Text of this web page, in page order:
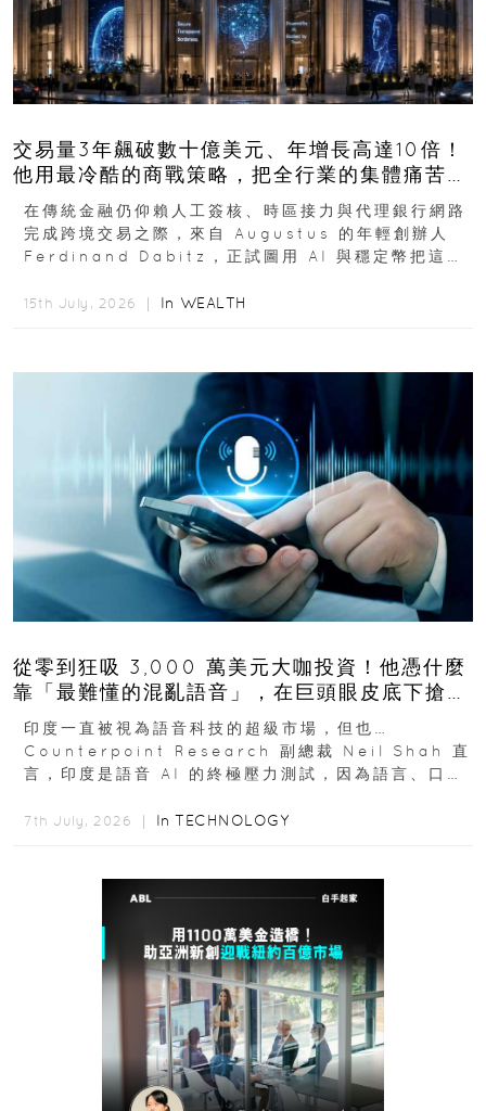
交易量3年飆破數十億美元、年增長高達10倍！
他用最冷酷的商戰策略，把全行業的集體痛苦榨
成百億金庫
在傳統金融仍仰賴人工簽核、時區接力與代理銀行網路
完成跨境交易之際，來自 Augustus 的年輕創辦人
Ferdinand Dabitz，正試圖用 AI 與穩定幣把這套
15th July, 2026 ｜ In WEALTH
從零到狂吸 3,000 萬美元大咖投資！他憑什麼
靠「最難懂的混亂語音」，在巨頭眼皮底下搶下
十億人市場？
印度一直被視為語音科技的超級市場，但也…
Counterpoint Research 副總裁 Neil Shah 直
言，印度是語音 AI 的終極壓力測試，因為語言、口音
7th July, 2026 ｜ In TECHNOLOGY